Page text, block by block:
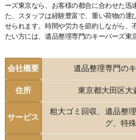
ーズ東京なら、お客様の都合に合わせた迅
た、スタッフは経験豊富で、重い荷物の運
せられます。時間や労力を節約しながら、
たい方には、遺品整理専門のキーパーズ東
会社概要 遺品整理専門の
住所 東京都大田区大
サービス
粗大ゴミ回収、遺品整
グ、特